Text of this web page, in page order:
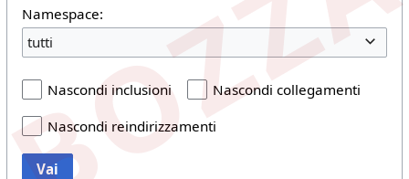
Namespace:
tutti
Nascondi inclusioni
Nascondi collegamenti
Nascondi reindirizzamenti
Vai